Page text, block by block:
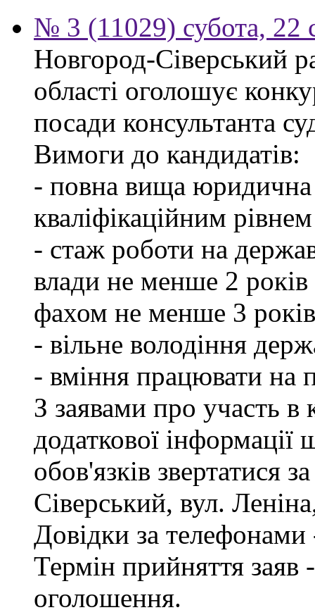
№ 3 (11029) субота, 22
Новгород-Сіверський
області оголошує
посади консультанта
Вимоги до кандидатів:
- повна вища юридична
кваліфікаційним
- стаж роботи на
влади не менше 2 років
фахом не менше 3
- вільне володіння
- вміння працювати на
З заявами про участь в
додаткової
обов'язків звертатися
Сіверський, вул.
Довідки за
Термін прийняття заяв
оголошення.